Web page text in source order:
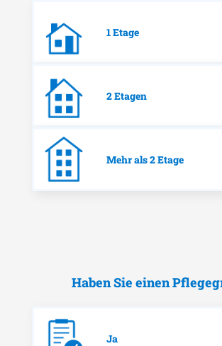
1 Etage
2 Etagen
Mehr als 2 Etage
Haben Sie einen
Ja